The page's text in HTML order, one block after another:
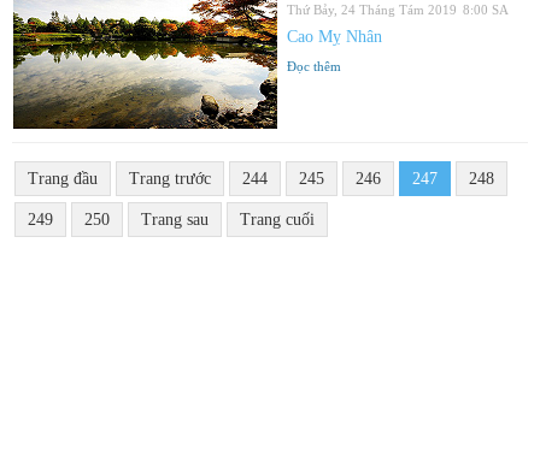
Thứ Bảy, 24 Tháng Tám 2019 8:00 SA
Cao Mỵ Nhân
Đọc thêm
Trang đầu Trang trước 244 245 246 247 248
249 250 Trang sau Trang cuối